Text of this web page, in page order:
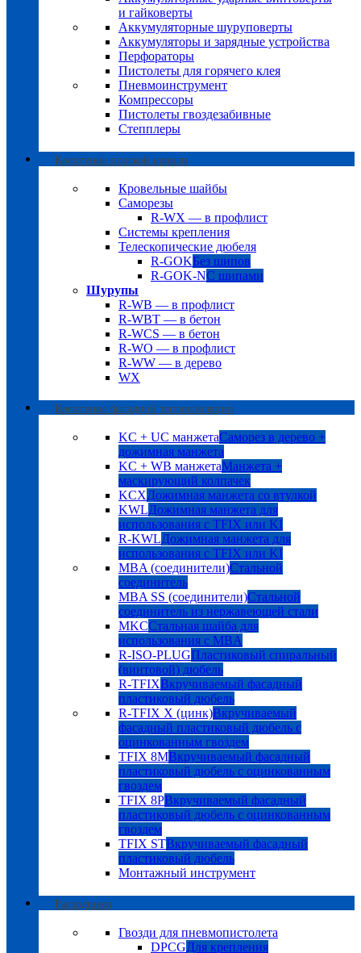
и гайковерты
Аккумуляторные шуруповерты
Аккумуляторы и зарядные устройства
Перфораторы
Пистолеты для горячего клея
Пневмоинструмент
Компрессоры
Пистолеты гвоздезабивные
Степплеры
Крепление плоской кровли
Кровельные шайбы
Саморезы
R-WX — в профлист
Системы крепления
Телескопические дюбеля
R-GOKБез шипов
R-GOK-NС шипами
Шурупы
R-WB — в профлист
R-WBT — в бетон
R-WCS — в бетон
R-WO — в профлист
R-WW — в дерево
WX
Крепление фасадной теплоизоляции
KC + UC манжетаСаморез в дерево +
дожимная манжета
KC + WB манжетаМанжета +
маскирующий колпачек
KCXДожимная манжета со втулкой
KWLДожимная манжета для
использования с TFIX или KI
R-KWLДожимная манжета для
использования с TFIX или KI
MBA (соединители)Стальной
соединитель
MBA SS (соединители)Стальной
соединитель из нержавеющей стали
MKCСтальная шайба для
использования с MBA
R-ISO-PLUGПластиковый спиральный
(винтовой) дюбель
R-TFIXВкручиваемый фасадный
пластиковый дюбель
R-TFIX X (цинк)Вкручиваемый
фасадный пластиковый дюбель с
оцинкованным гвоздем
TFIX 8MВкручиваемый фасадный
пластиковый дюбель с оцинкованным
гвоздем
TFIX 8PВкручиваемый фасадный
пластиковый дюбель с оцинкованным
гвоздем
TFIX STВкручиваемый фасадный
пластиковый дюбель
Монтажный инструмент
Расходники
Гвозди для пневмопистолета
DPCGДля крепления